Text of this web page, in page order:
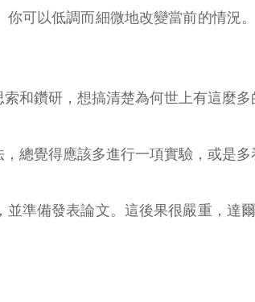
可以低調而細微地改變當前的情況
和鑽研，想搞清楚為何世上有這麼
總覺得應該多進行一項實驗，或是多
準備發表論文。這後果很嚴重，達